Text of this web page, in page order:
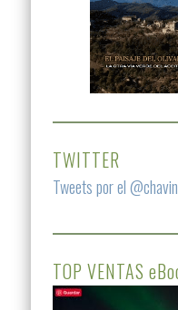
TWITTER
Tweets por el
TOP VENTAS